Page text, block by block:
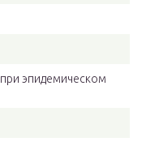
эпидемическом